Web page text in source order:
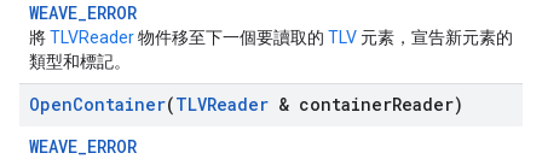
WEAVE_ERROR
將TLVReader物件移至下一個要讀取的 TLV 元素，宣告新元素的
類型和標記。
OpenContainer(TLVReader & containerReader)
WEAVE_ERROR